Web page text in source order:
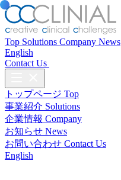
Top Solutions Company News
English
Contact Us
トップページ Top
事業紹介 Solutions
企業情報 Company
お知らせ News
お問い合わせ Contact Us
English